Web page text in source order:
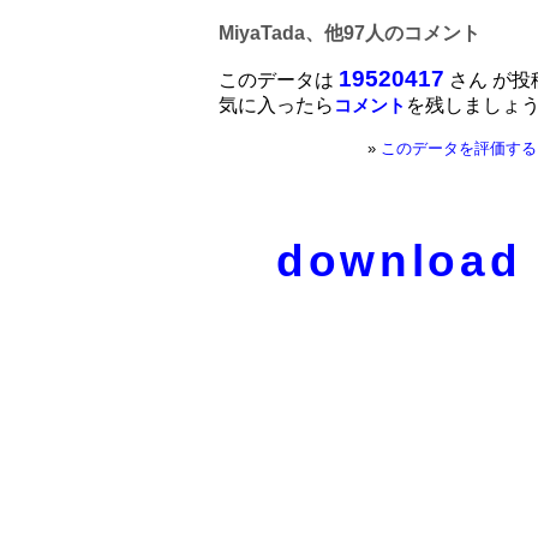
MiyaTada、他97人のコメント
このデータは 19520417 さん が投
気に入ったら コメント を残しましょう
» このデータを評価する
download